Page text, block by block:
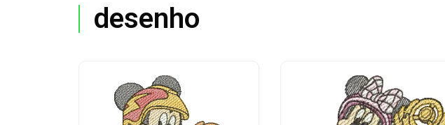
desenho